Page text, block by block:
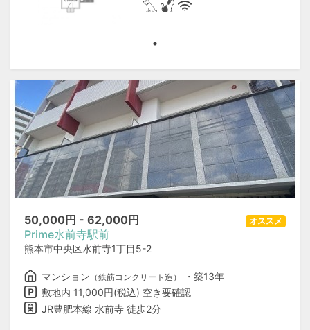
50,000円 - 62,000円
Prime水前寺駅前
熊本市中央区水前寺1丁目5-2
オススメ
マンション （鉄筋コンクリート造）
・築13年
敷地内 11,000円(税込) 空き要確認
JR豊肥本線 水前寺 徒歩2分